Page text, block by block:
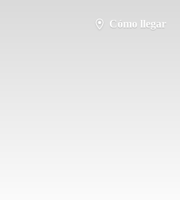
Cómo llegar